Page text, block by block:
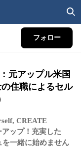
フォロー
元アップル米国
住職によるセル
CREATE
ップ！充実した
一緒に始めません